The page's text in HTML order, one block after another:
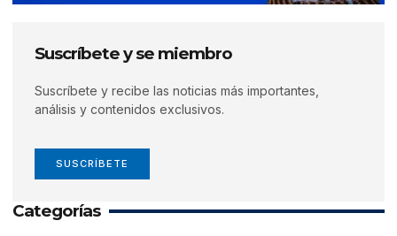
Suscríbete y se miembro
Suscríbete y recibe las noticias más importantes,
análisis y contenidos exclusivos.
SUSCRÍBETE
Categorías